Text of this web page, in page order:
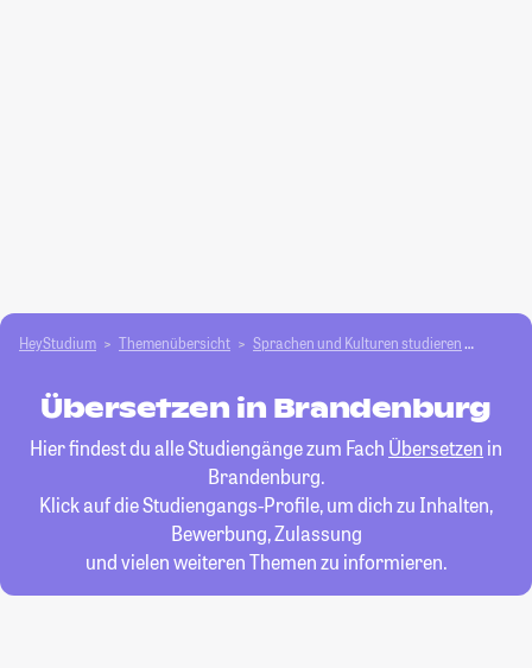
HeyStudium Themenübersicht Sprachen und Kulturen studieren
Übersetzen in Brandenburg
Hier findest du alle Studiengänge zum Fach Übersetzen in
Brandenburg.
Klick auf die Studiengangs-Profile, um dich zu Inhalten,
Bewerbung, Zulassung
und vielen weiteren Themen zu informieren.